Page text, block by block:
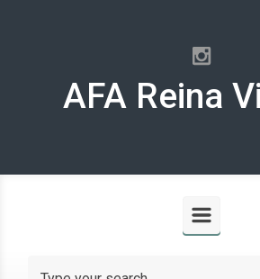
AFA Reina